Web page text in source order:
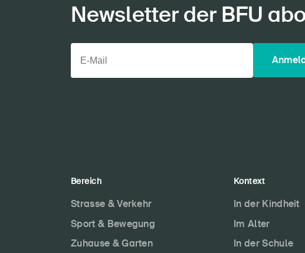
Newsletter der BFU
Bereich
Strasse & Verkehr
Sport & Bewegung
Zuhause & Garten
Kontext
In der Kindheit
Im Alter
In der Schule